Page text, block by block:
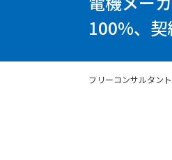
100%、
フリーコンサルタン